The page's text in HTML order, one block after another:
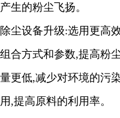
产生的粉尘飞扬。
除尘设备升级:选用更高
组合方式和参数,提高粉
量更低,减少对环境的污
用,提高原料的利用率。